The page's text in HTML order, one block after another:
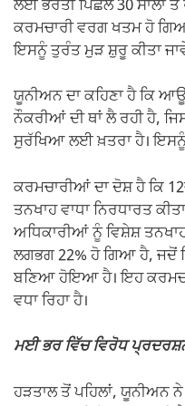
ਲਈ ਭਰਤੀ ਪਿਛਲੇ 30 ਸਾਲਾਂ
ਕਰਮਚਾਰੀ ਵਰਗ ਖਤਮ ਹੋ
ਇਸਨੂੰ ਤੁਰੰਤ ਮੁੜ ਸ਼ੁਰੂ ਕੀਤਾ
ਯੂਨੀਅਨ ਦਾ ਕਹਿਣਾ ਹੈ ਕਿ
ਨੌਕਰੀਆਂ ਦੀ ਥਾਂ ਲੈ ਰਹੀ ਹੈ,
ਸੁਰੱਖਿਆ ਲਈ ਖ਼ਤਰਾ ਹੈ। ਇਸਨੂੰ
ਕਰਮਚਾਰੀਆਂ ਦਾ ਦੋਸ਼ ਹੈ ਕਿ
ਤਨਖਾਹ ਵਾਧਾ ਨਿਰਧਾਰਤ
ਅਧਿਕਾਰੀਆਂ ਨੂੰ ਵਿਸ਼ੇਸ਼
ਲਗਭਗ 22% ਹੋ ਗਿਆ ਹੈ, ਜਦੋਂ
ਬਣਿਆ ਹੋਇਆ ਹੈ। ਇਹ
ਵਧਾ ਰਿਹਾ ਹੈ।
ਮਈ ਭਰ ਵਿੱਚ ਵਿਰੋਧ
ਹੜਤਾਲ ਤੋਂ ਪਹਿਲਾਂ, ਯੂਨੀਅਨ